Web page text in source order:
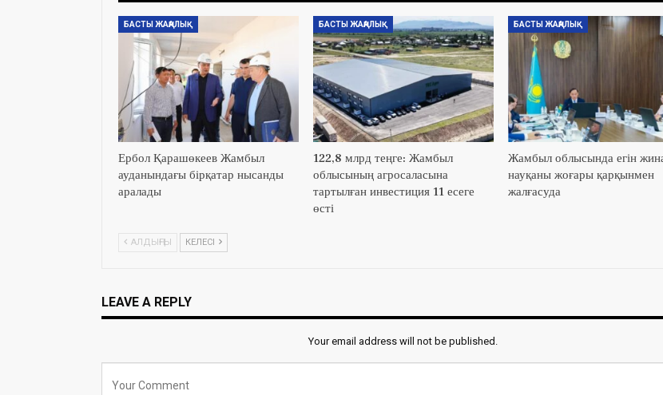
БАСТЫ ЖАҢАЛЫҚ
Ербол Қарашөкеев Жамбыл
ауданындағы бірқатар нысанды
аралады
БАСТЫ ЖАҢАЛЫҚ
122,8 млрд теңге: Жамбыл
облысының агросаласына
тартылған инвестиция 11 есеге
өсті
БАСТЫ ЖАҢАЛЫҚ
Жамбыл облысында егін
науқаны жоғары қарқынмен
жалғасуда
АЛДЫҢҒЫ КЕЛЕСІ
LEAVE A REPLY
Your email address will not be published.